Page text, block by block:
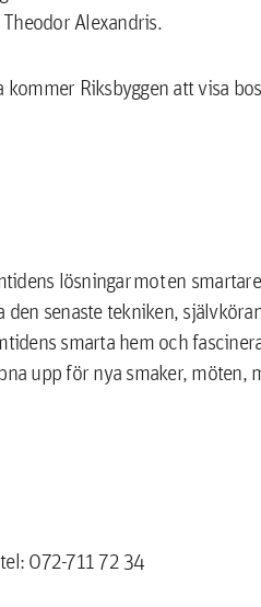
Alexandris.
Riksbyggen att visa
lösningar mot en
senaste tekniken,
smarta hem och
upp för nya smaker, möten,
072-711 72 34